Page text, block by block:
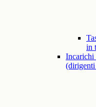
in
Incarichi